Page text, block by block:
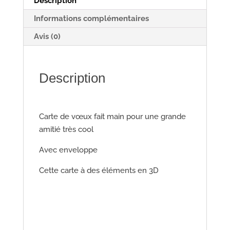
Informations complémentaires
Avis (0)
Description
Carte de vœux fait main pour une grande
amitié très cool
Avec enveloppe
Cette carte à des éléments en 3D